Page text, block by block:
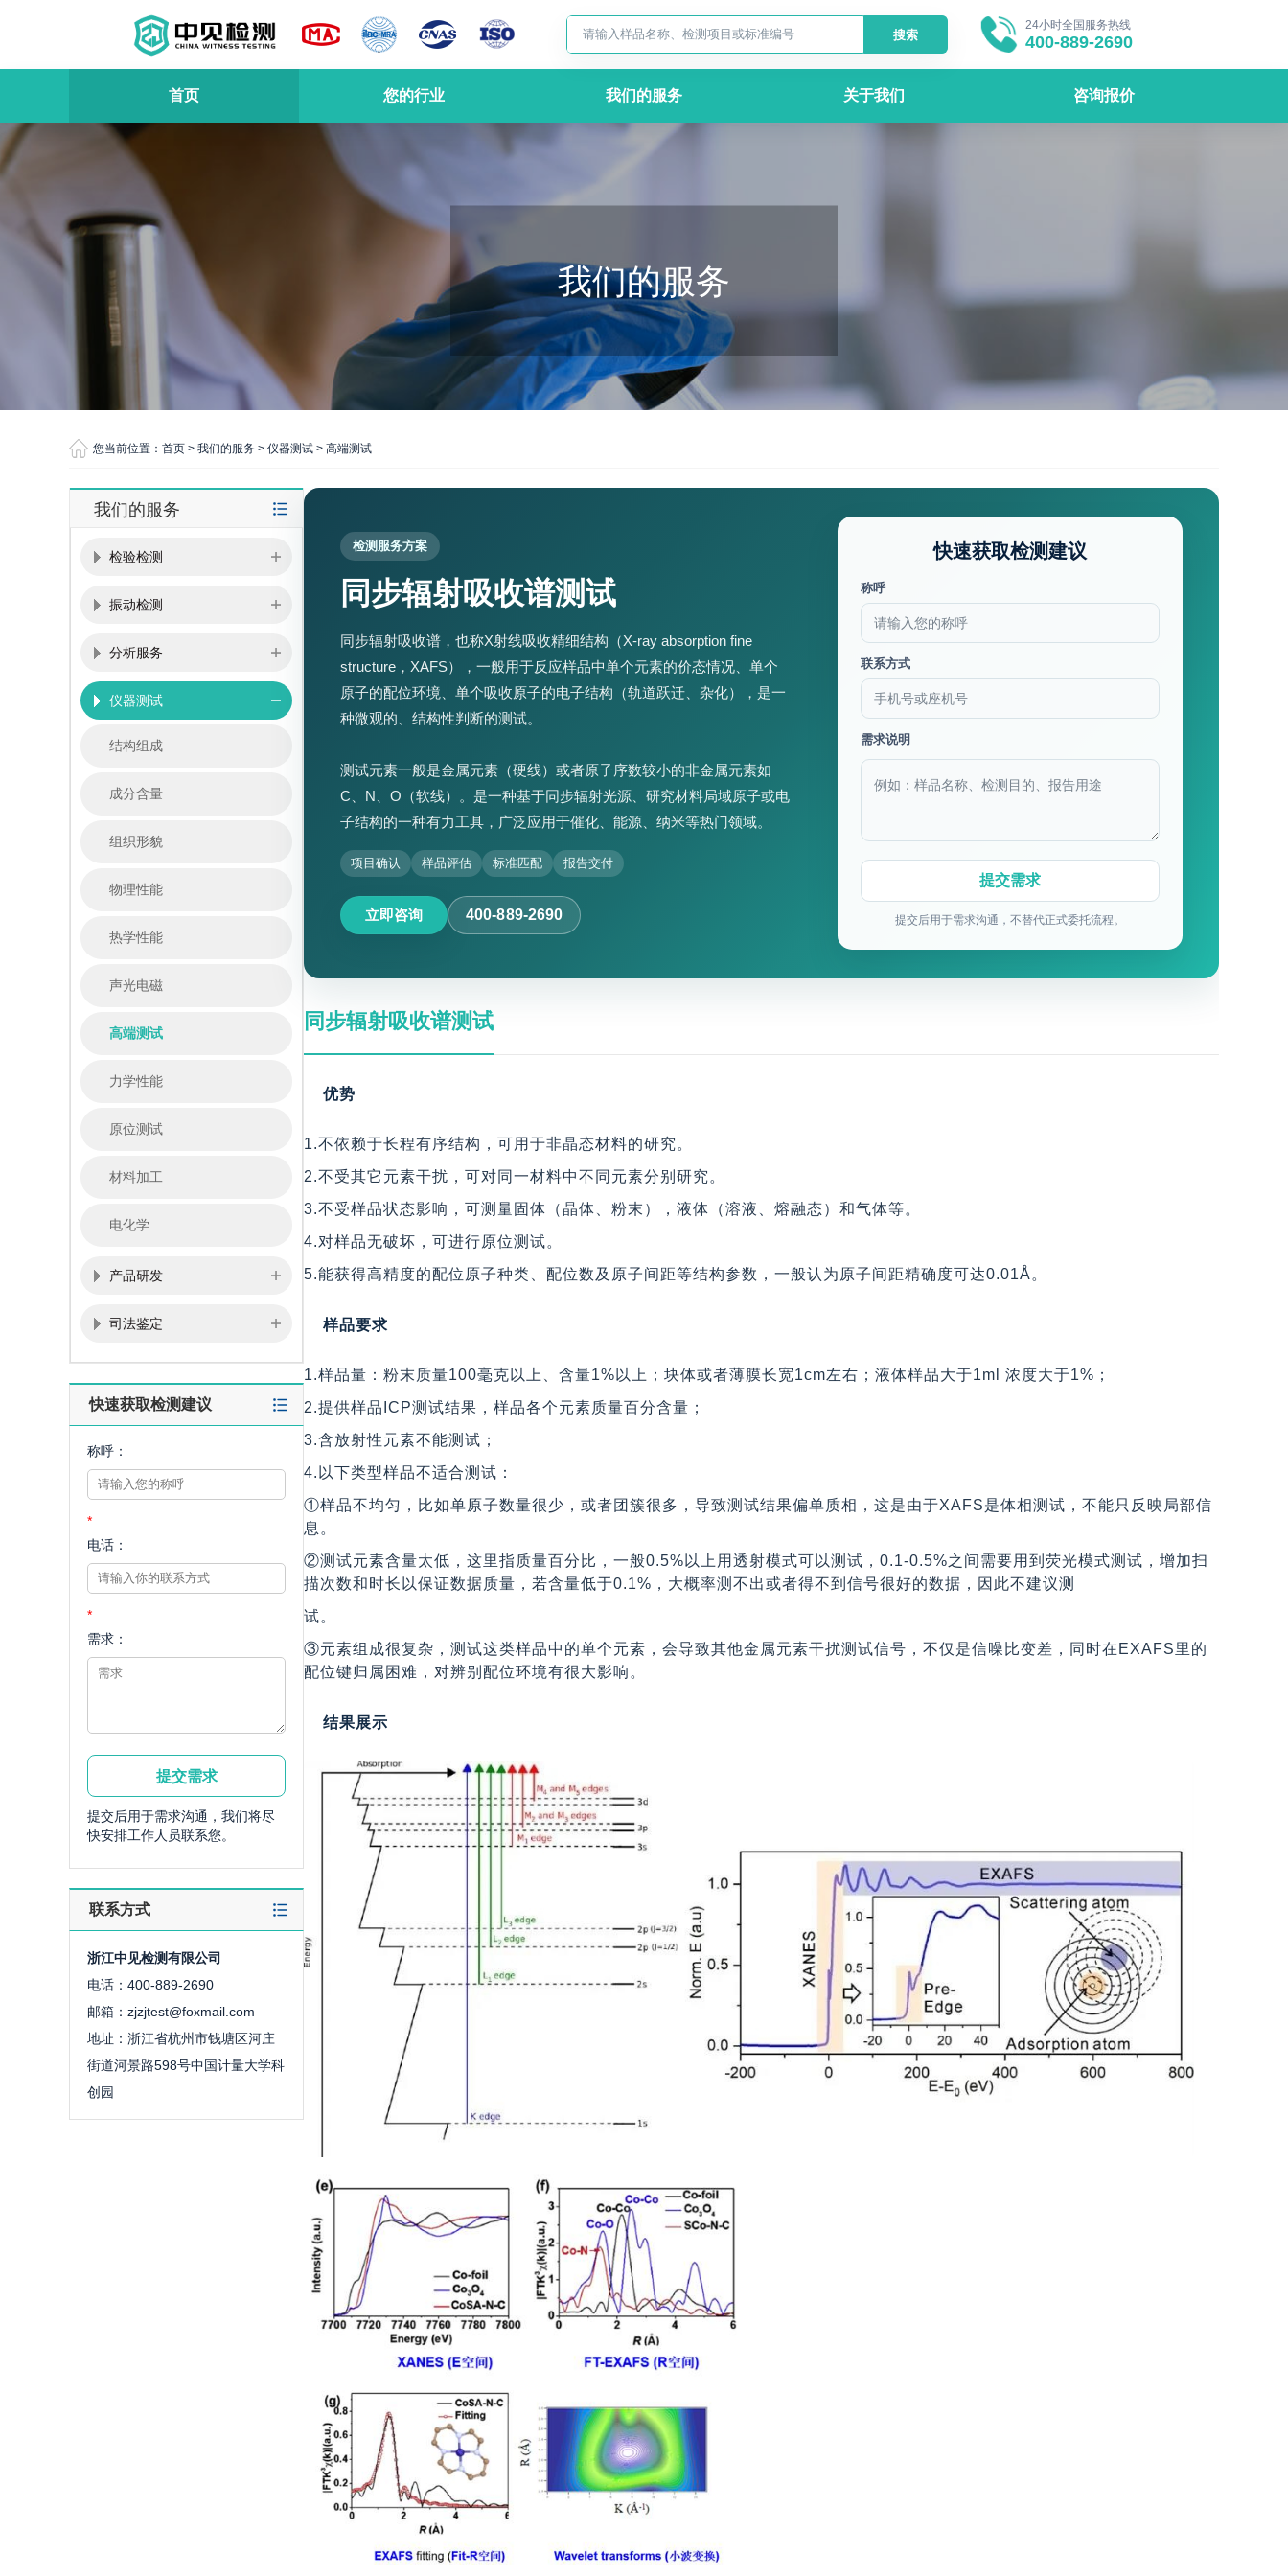
搜索
24小时全国服务热线
400-889-2690
首页 您的行业 我们的服务 关于我们 咨询报价
我们的服务
您当前位置： 首页 > 我们的服务 > 仪器测试 > 高端测试
我们的服务
检验检测
振动检测
分析服务
仪器测试
结构组成
成分含量
组织形貌
物理性能
热学性能
声光电磁
高端测试
力学性能
原位测试
材料加工
电化学
产品研发
司法鉴定
快速获取检测建议
称呼：
*
电话：
*
需求：
提交后用于需求沟通，我们将尽
快安排工作人员联系您。
联系方式
浙江中见检测有限公司
电话：400-889-2690
邮箱：zjzjtest@foxmail.com
地址：浙江省杭州市钱塘区河庄
街道河景路598号中国计量大学科
创园
检测服务方案
同步辐射吸收谱测试
同步辐射吸收谱，也称X射线吸收精细结构（X-ray absorption fine
structure，XAFS），一般用于反应样品中单个元素的价态情况、单个
原子的配位环境、单个吸收原子的电子结构（轨道跃迁、杂化），是一
种微观的、结构性判断的测试。
测试元素一般是金属元素（硬线）或者原子序数较小的非金属元素如
C、N、O（软线）。是一种基于同步辐射光源、研究材料局域原子或电
子结构的一种有力工具，广泛应用于催化、能源、纳米等热门领域。
项目确认 样品评估 标准匹配 报告交付
立即咨询 400-889-2690
快速获取检测建议
称呼
联系方式
需求说明
提交后用于需求沟通，不替代正式委托流程。
同步辐射吸收谱测试
优势
1.不依赖于长程有序结构，可用于非晶态材料的研究。
2.不受其它元素干扰，可对同一材料中不同元素分别研究。
3.不受样品状态影响，可测量固体（晶体、粉末），液体（溶液、熔融态）和气体等。
4.对样品无破坏，可进行原位测试。
5.能获得高精度的配位原子种类、配位数及原子间距等结构参数，一般认为原子间距精确度可达0.01Å。
样品要求
1.样品量：粉末质量100毫克以上、含量1%以上；块体或者薄膜长宽1cm左右；液体样品大于1ml 浓度大于1%；
2.提供样品ICP测试结果，样品各个元素质量百分含量；
3.含放射性元素不能测试；
4.以下类型样品不适合测试：
①样品不均匀，比如单原子数量很少，或者团簇很多，导致测试结果偏单质相，这是由于XAFS是体相测试，不能只反映局部信
息。
②测试元素含量太低，这里指质量百分比，一般0.5%以上用透射模式可以测试，0.1-0.5%之间需要用到荧光模式测试，增加扫
描次数和时长以保证数据质量，若含量低于0.1%，大概率测不出或者得不到信号很好的数据，因此不建议测
试。
③元素组成很复杂，测试这类样品中的单个元素，会导致其他金属元素干扰测试信号，不仅是信噪比变差，同时在EXAFS里的
配位键归属困难，对辨别配位环境有很大影响。
结果展示